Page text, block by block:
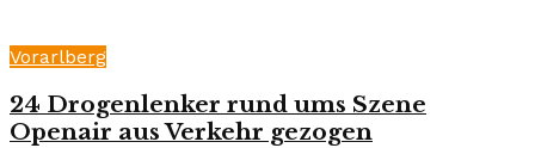
Vorarlberg
24 Drogenlenker rund ums Szene
Openair aus Verkehr gezogen